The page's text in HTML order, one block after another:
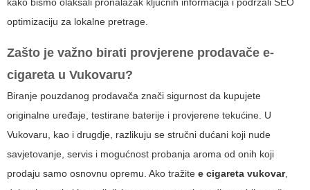
kako bismo olakšali pronalazak ključnih informacija i podržali SEO
optimizaciju za lokalne pretrage.
Zašto je važno birati provjerene prodavače e-
cigareta u Vukovaru?
Biranje pouzdanog prodavača znači sigurnost da kupujete
originalne uređaje, testirane baterije i provjerene tekućine. U
Vukovaru, kao i drugdje, razlikuju se stručni dućani koji nude
savjetovanje, servis i mogućnost probanja aroma od onih koji
prodaju samo osnovnu opremu. Ako tražite e cigareta vukovar,